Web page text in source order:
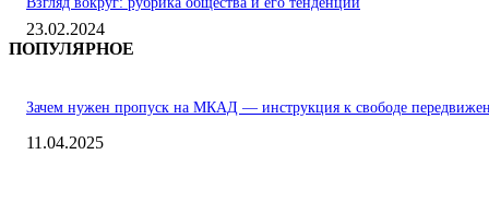
23.02.2024
ПОПУЛЯРНОЕ
Зачем нужен пропуск на МКАД — инструкция к свободе
11.04.2025